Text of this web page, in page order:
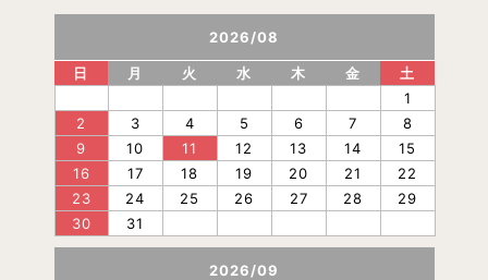
2026/08
日 月 火 水 木 金
土
1
2
3 4 5 6 7
8
9
10 11 12 13 14
15
16
17 18 19 20 21
22
23
24 25 26 27 28
29
30
31
2026/09